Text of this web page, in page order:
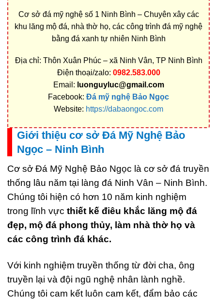
Cơ sở đá mỹ nghệ số 1 Ninh Bình – Chuyên xây các
khu lăng mộ đá, nhà thờ họ, các công trình đá mỹ nghệ
bằng đá xanh tự nhiên Ninh Bình
Địa chỉ: Thôn Xuân Phúc – xã Ninh Vân, TP Ninh Bình
Điện thoại/zalo: 0982.583.000
Email: luonguyluc@gmail.com
Facebook: Đá mỹ nghệ Bảo Ngọc
Website: https://dabaongoc.com
Giới thiệu cơ sở Đá Mỹ Nghệ Bảo
Ngọc – Ninh Bình
Cơ sở Đá Mỹ Nghệ Bảo Ngọc là cơ sở đá truyền
thống lâu năm tại làng đá Ninh Vân – Ninh Bình.
Chúng tôi hiện có hơn 10 năm kinh nghiệm
trong lĩnh vực thiết kế điêu khắc lăng mộ đá
đẹp, mộ đá phong thủy, làm nhà thờ họ và
các công trình đá khác.
Với kinh nghiệm truyền thống từ đời cha, ông
truyền lại và đội ngũ nghệ nhân lành nghề.
Chúng tôi cam kết luôn cam kết, đẩm bảo các